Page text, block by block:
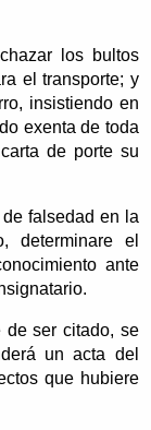
los bultos
el transporte; y
insistiendo en
exenta de toda
de porte su
falsedad en la
determinare el
ante
de ser citado, se
un acta del
que hubiere